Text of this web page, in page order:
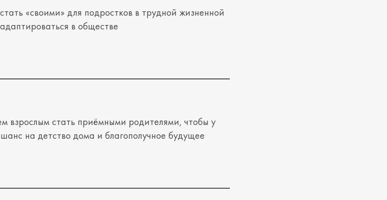
«своими» для подростков в трудной жизненной
в обществе
взрослым стать приёмными родителями, чтобы у
на детство дома и благополучное будущее